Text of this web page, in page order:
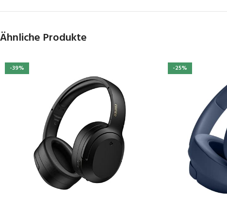
Ähnliche Produkte
-39% -25%